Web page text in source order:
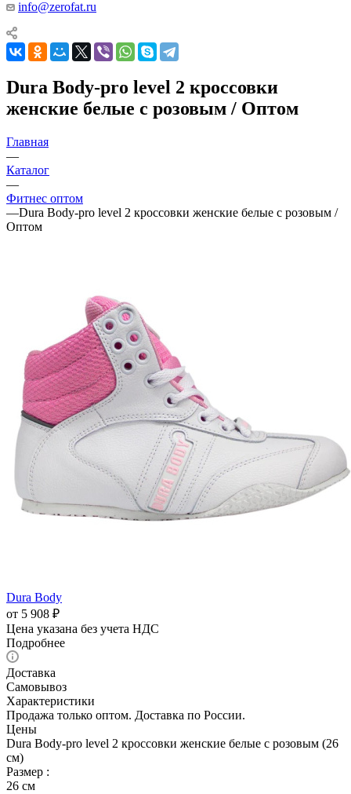
info@zerofat.ru
Dura Body-pro level 2 кроссовки
женские белые с розовым / Оптом
Главная
—
Каталог
—
Фитнес оптом
—Dura Body-pro level 2 кроссовки женские белые с розовым /
Оптом
Dura Body
от 5 908 ₽
Цена указана без учета НДС
Подробнее
Доставка
Самовывоз
Характеристики
Продажа только оптом. Доставка по России.
Цены
Dura Body-pro level 2 кроссовки женские белые с розовым (26
см)
Размер :
26 см